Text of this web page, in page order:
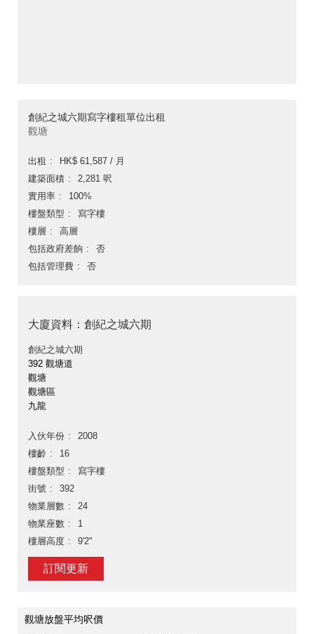
創紀之城六期寫字樓租單位出租
觀塘
出租
HK$ 61,587 / 月
建築面積
2,281 呎
實用率
100%
樓盤類型
寫字樓
樓層
高層
包括政府差餉
否
包括管理費
否
大廈資料：創紀之城六期
創紀之城六期
392 觀塘道
觀塘
觀塘區
九龍
入伙年份
2008
樓齡
16
樓盤類型
寫字樓
街號
392
物業層數
24
物業座數
1
樓層高度
9'2"
訂閱更新
觀塘放盤平均呎價